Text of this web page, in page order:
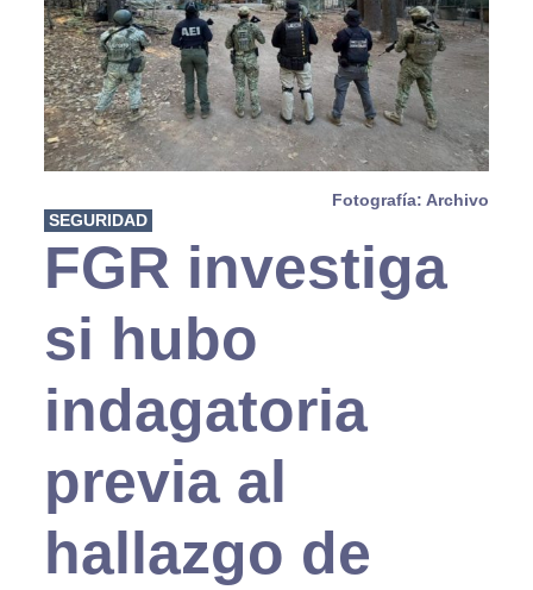
Fotografía: Archivo
SEGURIDAD
FGR investiga
si hubo
indagatoria
previa al
hallazgo de